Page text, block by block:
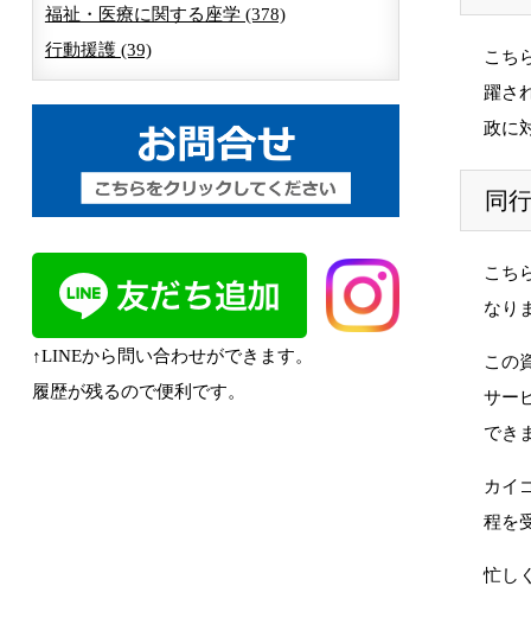
こち
躍さ
政に
同
こち
なり
この
サー
でき
カイ
程を
忙し
福祉・医療に関する座学 (378)
行動援護 (39)
↑LINEから問い合わせができます。
履歴が残るので便利です。